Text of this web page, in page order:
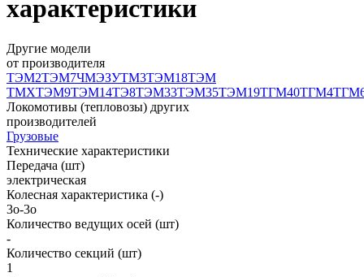
характеристики
Другие модели
от производителя
ТЭМ2ТЭМ7ЧМЭЗУТМ3ТЭМ18ТЭМ
ТМХТЭМ9ТЭМ14ТЭ8ТЭМ33ТЭМ35ТЭМ19ТГМ40ТГМ4
Локомотивы (тепловозы) других
производителей
Грузовые
Технические характеристики
Передача (шт)
электрическая
Колесная характеристика (-)
3o-3o
Количество ведущих осей (шт)
-
Количество секций (шт)
1